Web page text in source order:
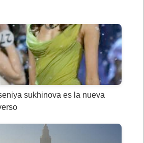
sukhinova es la nueva